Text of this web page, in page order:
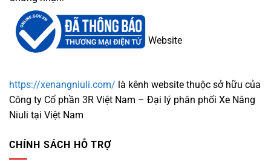
Website
https://xenangniuli.com/ là kênh website thuộc sở hữu của
Công ty Cổ phần 3R Việt Nam – Đại lý phân phối Xe Nâng
Niuli tại Việt Nam
CHÍNH SÁCH HỖ TRỢ